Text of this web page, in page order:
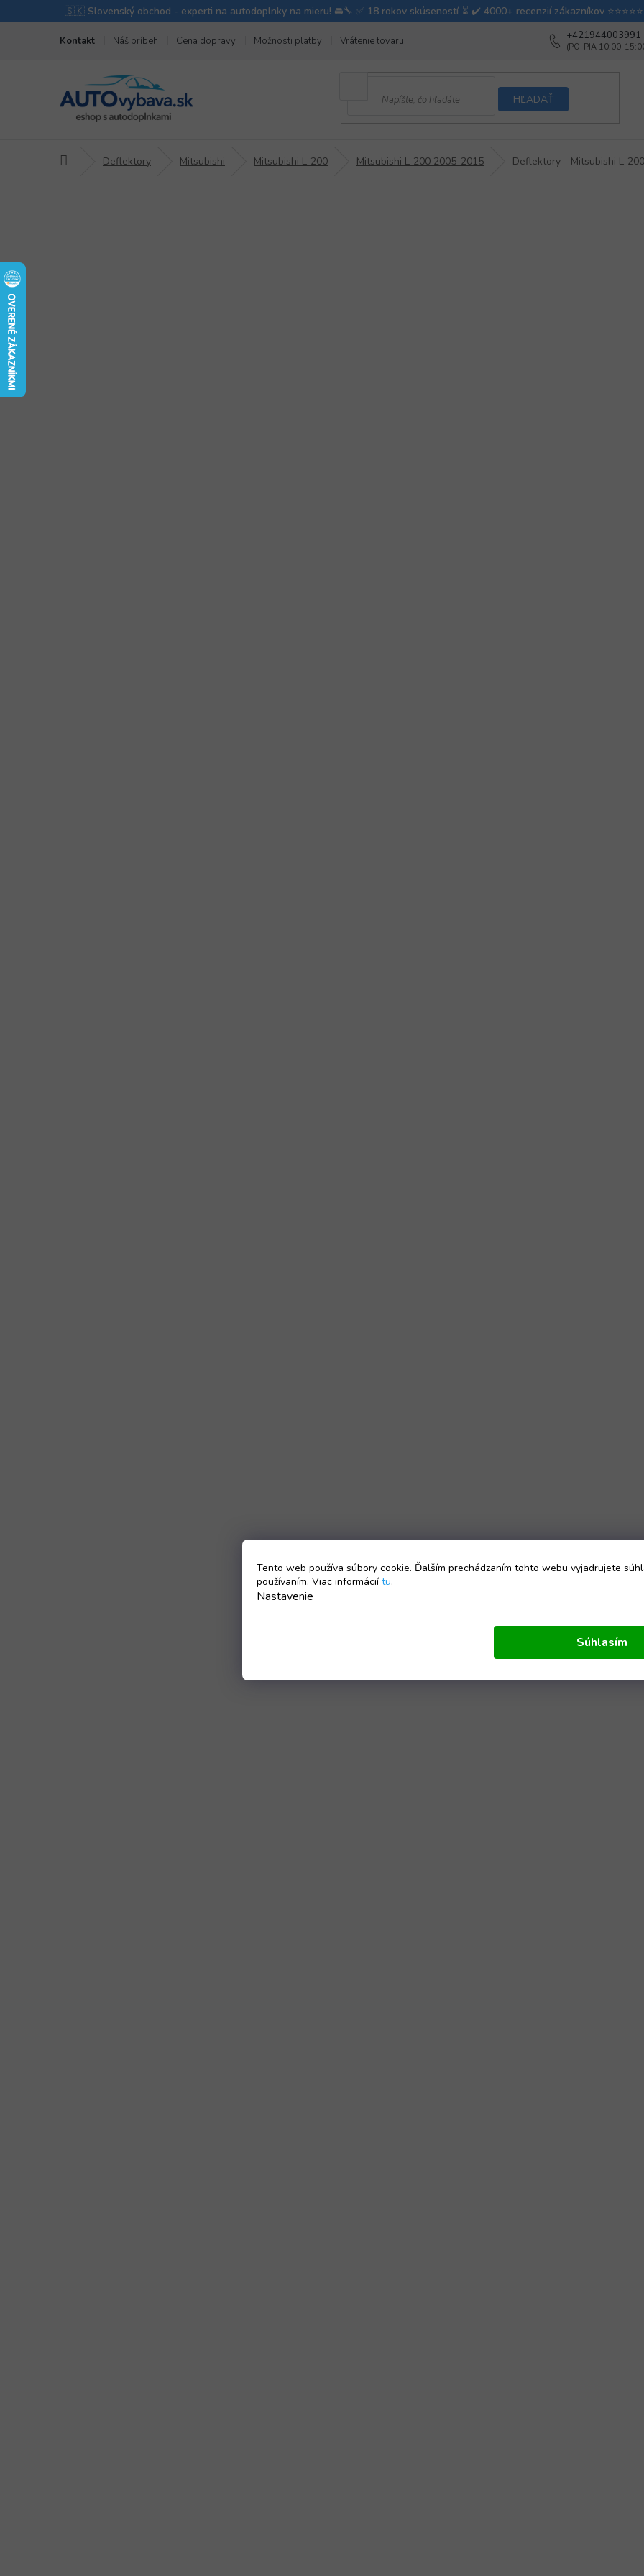
Tento web používa súbory cookie. Ďalším prechádzaním tohto webu vyjadrujete
používaním. Viac informáciítu.
Nastavenie
Súhlasím
Kontakt Náš príbeh Cena dopravy Možnosti platby Vrátenie tovaru Ako balíme v
+421944003991
HĽADAŤ
DomovDeflektory Mitsubishi Mitsubishi L-200 Mitsubishi L-200 2005-2015 Deflektory - Mitsubishi L-